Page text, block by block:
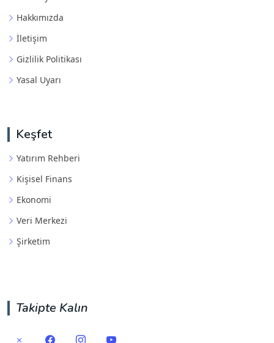
Hakkımızda
İletişim
Gizlilik Politikası
Yasal Uyarı
Keşfet
Yatırım Rehberi
Kişisel Finans
Ekonomi
Veri Merkezi
Şirketim
Takipte Kalın